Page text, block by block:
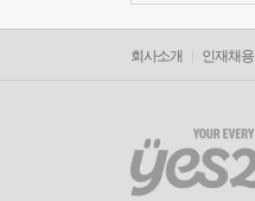
회사소개 인재채용